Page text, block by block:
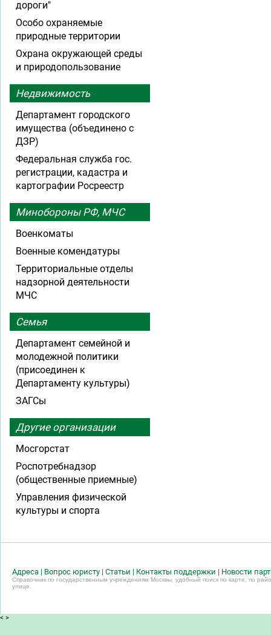
дороги"
Особо охраняемые
природные территории
Охрана окружающей среды
и природопользование
Недвижимость
Департамент городского
имущества (объединено с
ДЗР)
Федеральная служба гос.
регистрации, кадастра и
картографии Росреестр
Минобороны РФ, МЧС
Военкоматы
Военные комендатуры
Территориальные отделы
надзорной деятельности
МЧС
Семья
Департамент семейной и
молодежной политики
(присоединен к
Департаменту культуры)
ЗАГСы
Другие организации
Мосгорстат
Роспотребнадзор
(общественные приемные)
Управления физической
культуры и спорта
Адреса | Вопрос юристу | Статьи | Контакты поддержки | Новости
Справочник по государственным учреждениям Москвы, удобный поиск по карте, по
улице.
< >